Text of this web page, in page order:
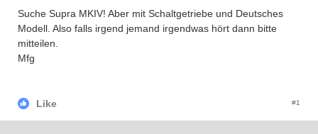
Suche Supra MKIV! Aber mit Schaltgetriebe und Deutsches
Modell. Also falls irgend jemand irgendwas hört dann bitte
mitteilen.
Mfg
Like #1